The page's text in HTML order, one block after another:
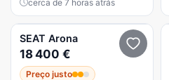
cerca de 7 horas atrás
SEAT Arona
18 400 €
Preço justo